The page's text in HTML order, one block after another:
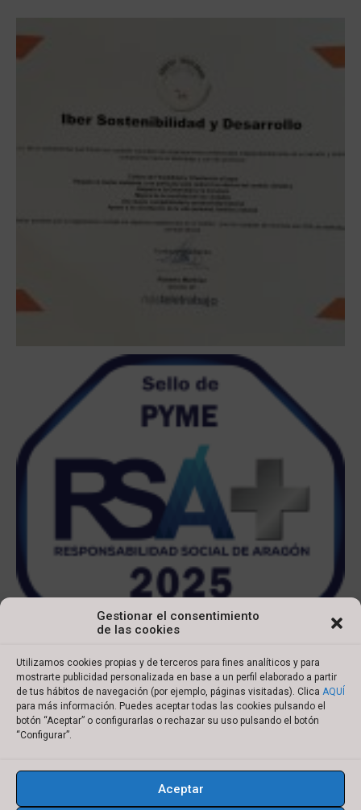
Gestionar el consentimiento
de las cookies
Utilizamos cookies propias y de terceros para fines analíticos y para
mostrarte publicidad personalizada en base a un perfil elaborado a partir
de tus hábitos de navegación (por ejemplo, páginas visitadas). Clica AQUÍ
para más información. Puedes aceptar todas las cookies pulsando el
botón “Aceptar” o configurarlas o rechazar su uso pulsando el botón
“Configurar”.
Aceptar
Copyright © 2022 Ibersyd
s
i
n
w
i
u